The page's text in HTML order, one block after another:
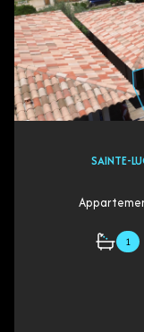
SAINTE-
1